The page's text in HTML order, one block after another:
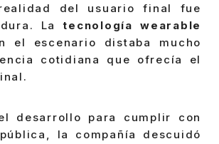
del usuario final fue
dura. Latecnología wearable
el escenario distaba mucho
cotidiana que ofrecía el
desarrollo para cumplir con
la compañía descuidó